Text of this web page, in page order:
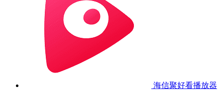
海信聚好看播放器